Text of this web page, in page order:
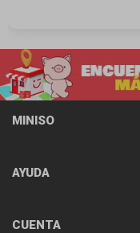
MINISO
AYUDA
CUENTA